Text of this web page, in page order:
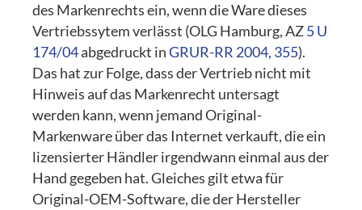
des Markenrechts ein, wenn die Ware dieses
Vertriebssytem verlässt (OLG Hamburg, AZ5 U
174/04abgedruckt inGRUR-RR 2004, 355).
Das hat zur Folge, dass der Vertrieb nicht mit
Hinweis auf das Markenrecht untersagt
werden kann, wenn jemand Original-
Markenware über das Internet verkauft, die ein
lizensierter Händler irgendwann einmal aus der
Hand gegeben hat. Gleiches gilt etwa für
Original-OEM-Software, die der Hersteller